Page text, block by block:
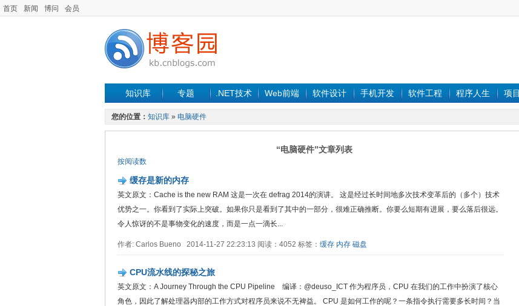
首页 新闻 博问 会员
知识库 专题 .NET技术 Web前端 软件设计 手机开发 软件工程 程序人生 项
您的位置： 知识库 » 电脑硬件
“电脑硬件”文章列表
按阅读数
缓存是新的内存
英文原文：Cache is the new RAM 这是一次在 defrag 2014的演讲。 这是经过长时间地多次技术变革后的（多个）技术
优势之一。你看到了实际上突破。如果你只是看到了其中的一部分，很难正确推断。你要么短期有进展，要么落后很远。
令人惊讶的不是事物变化的速度，而是一点一滴长...
作者: Carlos Bueno 2014-11-27 22:23:13 阅读：4052 标签： 缓存 内存 磁盘
CPU流水线的探秘之旅
英文原文：A Journey Through the CPU Pipeline 编译：@deuso_ICT 作为程序员，CPU 在我们的工作中扮演了核心
角色，因此了解处理器内部的工作方式对程序员来说不无裨益。 CPU 是如何工作的呢？一条指令执行需要多长时间？当